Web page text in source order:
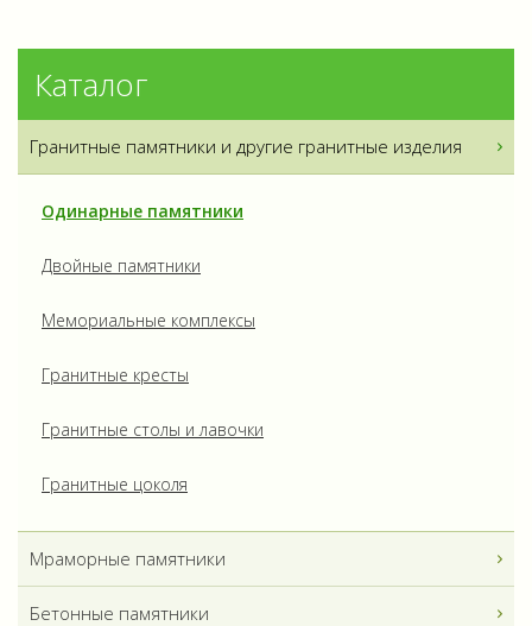
Каталог
Гранитные памятники и другие гранитные изделия
Одинарные памятники
Двойные памятники
Мемориальные комплексы
Гранитные кресты
Гранитные столы и лавочки
Гранитные цоколя
Мраморные памятники
Бетонные памятники